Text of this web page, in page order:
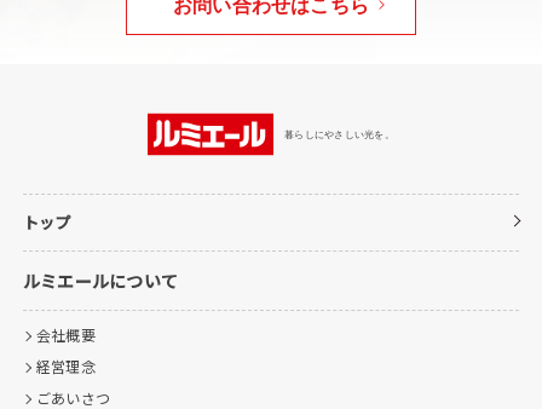
暮らしにやさしい光を。
トップ
ルミエールについて
会社概要
経営理念
ごあいさつ